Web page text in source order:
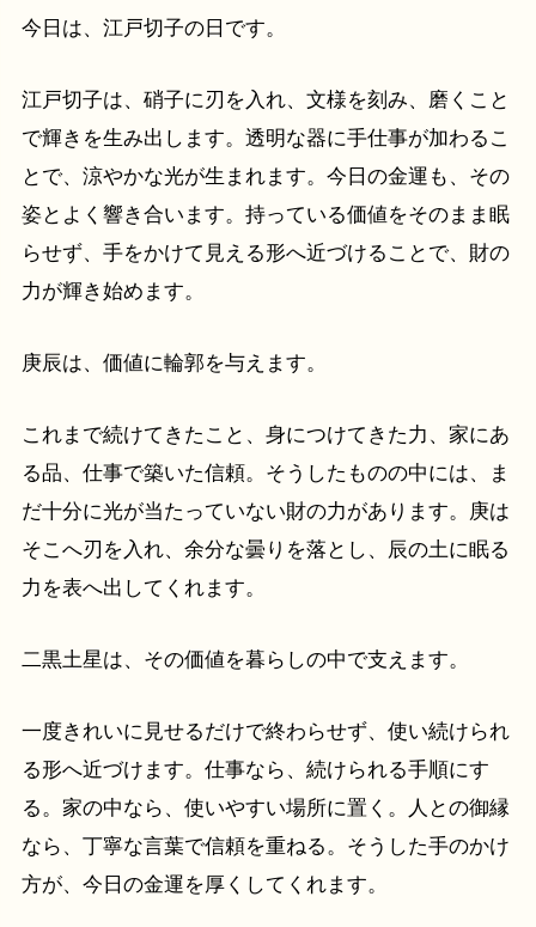
今日は、江戸切子の日です。
江戸切子は、硝子に刃を入れ、文様を刻み、磨くこと
で輝きを生み出します。透明な器に手仕事が加わるこ
とで、涼やかな光が生まれます。今日の金運も、その
姿とよく響き合います。持っている価値をそのまま眠
らせず、手をかけて見える形へ近づけることで、財の
力が輝き始めます。
庚辰は、価値に輪郭を与えます。
これまで続けてきたこと、身につけてきた力、家にあ
る品、仕事で築いた信頼。そうしたものの中には、ま
だ十分に光が当たっていない財の力があります。庚は
そこへ刃を入れ、余分な曇りを落とし、辰の土に眠る
力を表へ出してくれます。
二黒土星は、その価値を暮らしの中で支えます。
一度きれいに見せるだけで終わらせず、使い続けられ
る形へ近づけます。仕事なら、続けられる手順にす
る。家の中なら、使いやすい場所に置く。人との御縁
なら、丁寧な言葉で信頼を重ねる。そうした手のかけ
方が、今日の金運を厚くしてくれます。